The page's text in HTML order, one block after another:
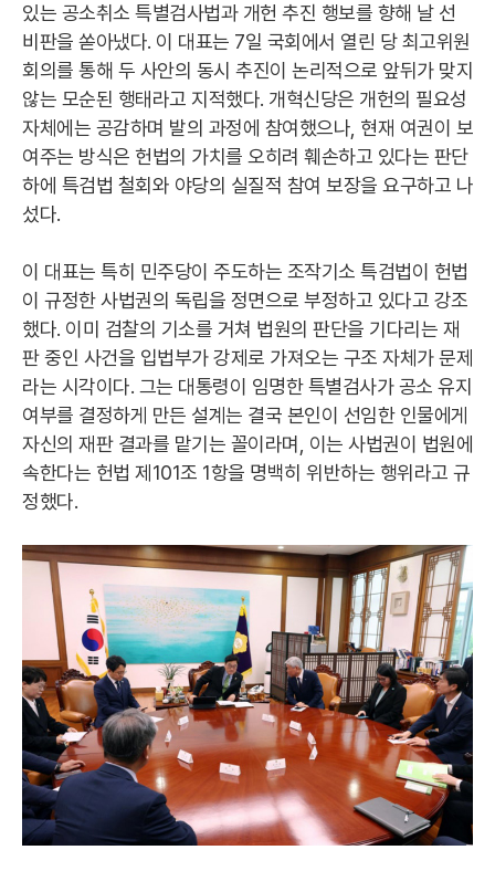
있는 공소취소 특별검사법과 개헌 추진 행보를 향해 날 선
비판을 쏟아냈다. 이 대표는 7일 국회에서 열린 당 최고위원
회의를 통해 두 사안의 동시 추진이 논리적으로 앞뒤가 맞지
않는 모순된 행태라고 지적했다. 개혁신당은 개헌의 필요성
자체에는 공감하며 발의 과정에 참여했으나, 현재 여권이 보
여주는 방식은 헌법의 가치를 오히려 훼손하고 있다는 판단
하에 특검법 철회와 야당의 실질적 참여 보장을 요구하고 나
섰다.
이 대표는 특히 민주당이 주도하는 조작기소 특검법이 헌법
이 규정한 사법권의 독립을 정면으로 부정하고 있다고 강조
했다. 이미 검찰의 기소를 거쳐 법원의 판단을 기다리는 재
판 중인 사건을 입법부가 강제로 가져오는 구조 자체가 문제
라는 시각이다. 그는 대통령이 임명한 특별검사가 공소 유지
여부를 결정하게 만든 설계는 결국 본인이 선임한 인물에게
자신의 재판 결과를 맡기는 꼴이라며, 이는 사법권이 법원에
속한다는 헌법 제101조 1항을 명백히 위반하는 행위라고 규
정했다.